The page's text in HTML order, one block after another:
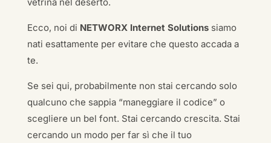
Ecco, noi di NETWORX Internet Solutionssiamo
nati esattamente per evitare che questo accada a
te.
Se sei qui, probabilmente non stai cercando solo
qualcuno che sappia “maneggiare il codice” o
scegliere un bel font. Stai cercando crescita. Stai
cercando un modo per far sì che il tuo